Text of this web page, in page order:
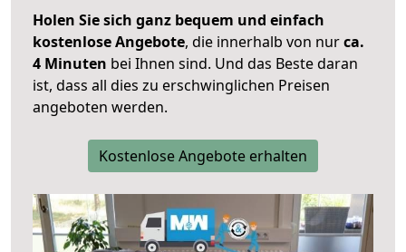
Holen Sie sich ganz bequem und einfach
kostenlose Angebote, die innerhalb von nurca.
4 Minuten bei Ihnen sind. Und das Beste daran
ist, dass all dies zu erschwinglichen Preisen
angeboten werden.
Kostenlose Angebote erhalten